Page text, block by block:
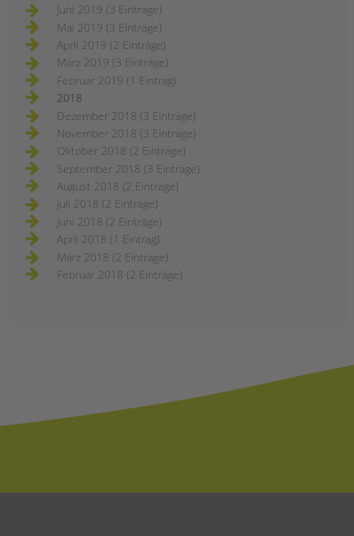
Juni 2019 (3 Einträge)
Mai 2019 (3 Einträge)
April 2019 (2 Einträge)
März 2019 (3 Einträge)
Februar 2019 (1 Eintrag)
2018
Dezember 2018 (3 Einträge)
November 2018 (3 Einträge)
Oktober 2018 (2 Einträge)
September 2018 (3 Einträge)
August 2018 (2 Einträge)
Juli 2018 (2 Einträge)
Juni 2018 (2 Einträge)
April 2018 (1 Eintrag)
März 2018 (2 Einträge)
Februar 2018 (2 Einträge)